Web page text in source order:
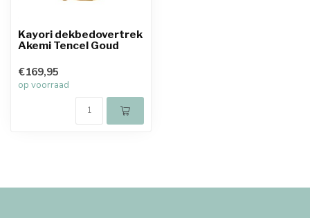
Kayori dekbedovertrek
Akemi Tencel Goud
€169,95
op voorraad